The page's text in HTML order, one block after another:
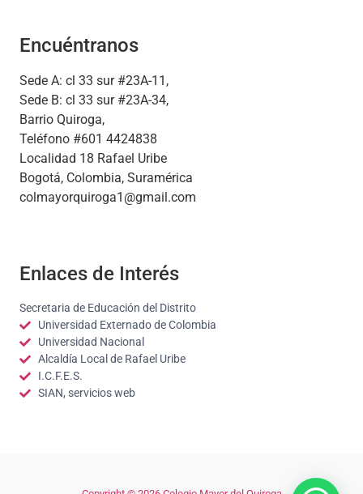
Encuéntranos
Sede A: cl 33 sur #23A-11,
Sede B: cl 33 sur #23A-34,
Barrio Quiroga,
Teléfono #601 4424838
Localidad 18 Rafael Uribe
Bogotá, Colombia, Suramérica
colmayorquiroga1@gmail.com
Enlaces de Interés
Secretaria de Educación del Distrito
Universidad Externado de Colombia
Universidad Nacional
Alcaldía Local de Rafael Uribe
I.C.F.E.S.
SIAN, servicios web